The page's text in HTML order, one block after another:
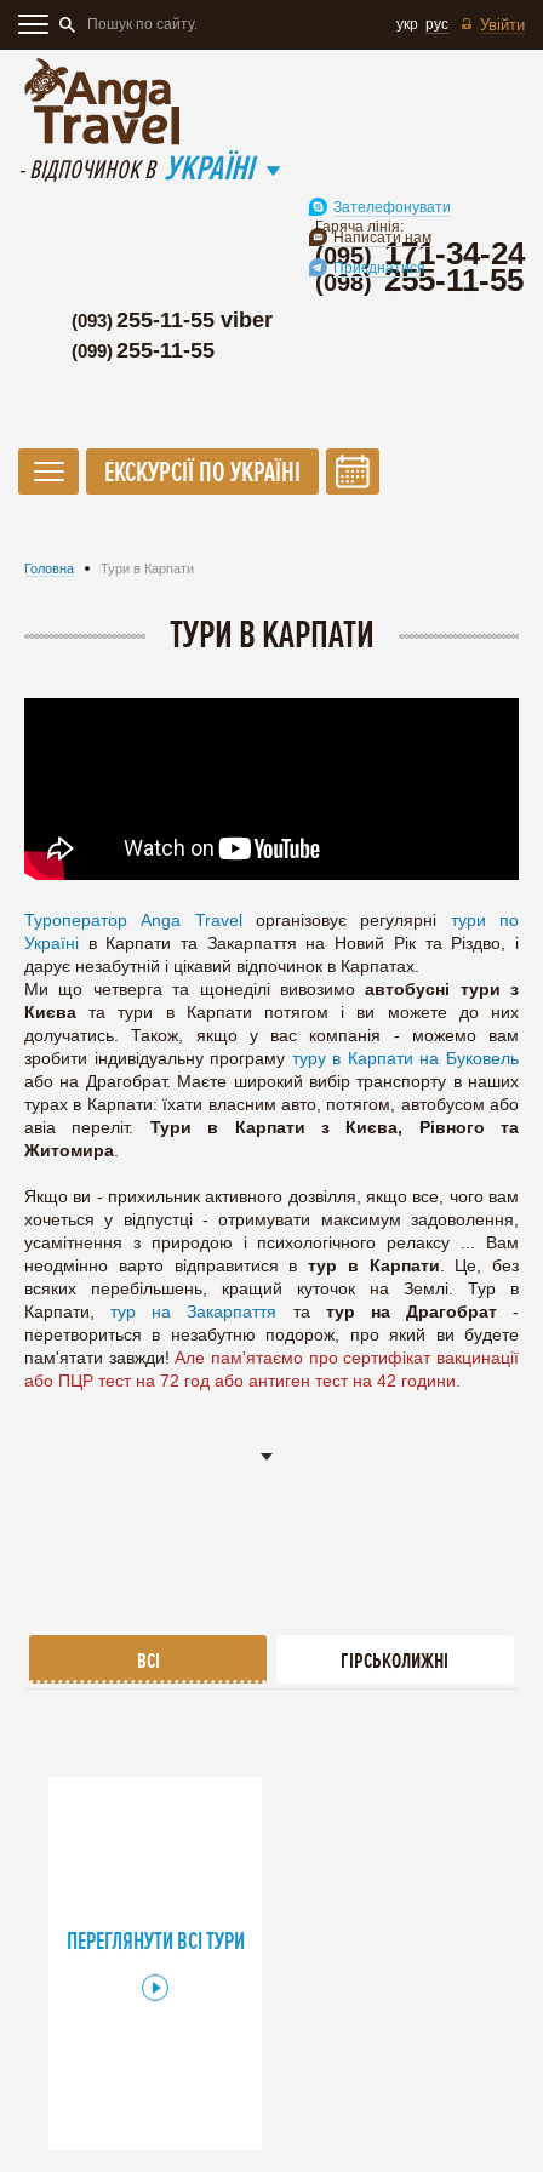
Увійти
укр рус
- ВІДПОЧИНОК В УКРАЇНІ
Гаряча лінія:
(095)171-34-24
(098)255-11-55
(093)255-11-55 viber
(099)255-11-55
Зателефонувати
Написати нам
Приєднатися
ЕКСКУРСІЇ ПО УКРАЇНІ
Головна Тури в Карпати
ТУРИ В КАРПАТИ
Туроператор Anga Travelорганізовує регулярні тури по
Україні в Карпати та Закарпаття на Новий Рік та Різдво, і
дарує незабутній і цікавий відпочинок в Карпатах.
Ми що четверга та щонеділі вивозимоавтобусні тури з
Києва та тури в Карпати потягом і ви можете до них
долучатись. Також, якщо у вас компанія - можемо вам
зробити індивідуальну програму туру в Карпати на Буковель
або на Драгобрат. Маєте широкий вибір транспорту в наших
турах в Карпати: їхати власним авто, потягом, автобусом або
авіа переліт. Тури в Карпати з Києва, Рівного та
Житомира
Якщо ви - прихильник активного дозвілля, якщо все, чого вам
хочеться у відпустці - отримувати максимум задоволення,
усамітнення з природою і психологічного релаксу ... Вам
неодмінно варто відправитися в тур в Карпати . Це, без
всяких перебільшень, кращий куточок на Землі. Тур в
Карпати,тур на Закарпаття та тур на Драгобрат-
перетвориться в незабутню подорож, про який ви будете
пам'ятати завжди!Але пам'ятаємо про сертифікат вакцинації
або ПЦР тест на 72 год або антиген тест на 42 години.
ВСІ ГІРСЬКОЛИЖНІ
ПЕРЕГЛЯНУТИ ВСІ ТУРИ